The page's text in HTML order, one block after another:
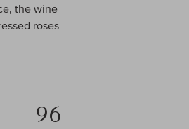
the wine
roses
96